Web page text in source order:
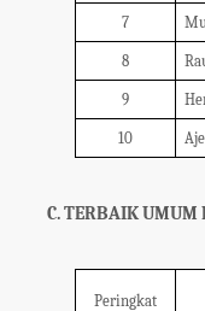
7
8
9
10
C. TERBAIK UMUM
Peringkat